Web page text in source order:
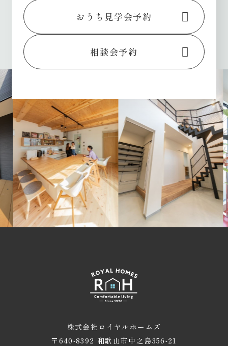
おうち見学会予約
相談会予約
株式会社ロイヤルホームズ
〒640-8392 和歌山市中之島356-21